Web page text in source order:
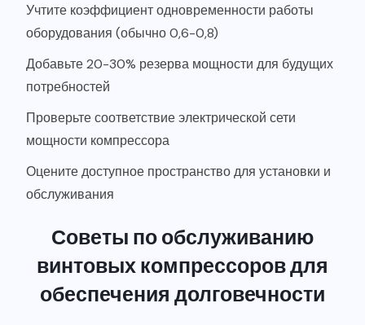
Учтите коэффициент одновременности работы
оборудования (обычно 0,6-0,8)
Добавьте 20-30% резерва мощности для будущих
потребностей
Проверьте соответствие электрической сети
мощности компрессора
Оцените доступное пространство для установки и
обслуживания
Советы по обслуживанию
винтовых компрессоров для
обеспечения долговечности